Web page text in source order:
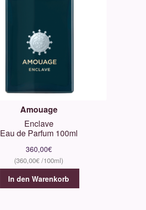
Amouage
Enclave
Eau de Parfum 100ml
360,00€
360,00€
In den Warenkorb